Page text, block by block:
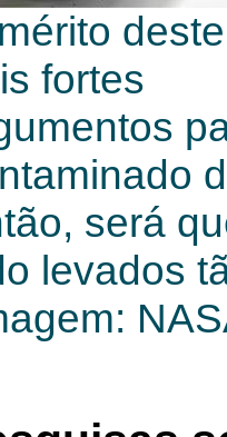
fortes
será
levados